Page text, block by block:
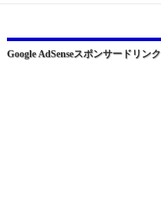
ョ
Google AdSenseスポンサードリンク